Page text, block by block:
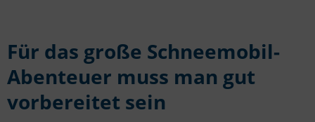
Für das große Schneemobil-
Abenteuer muss man gut
vorbereitet sein